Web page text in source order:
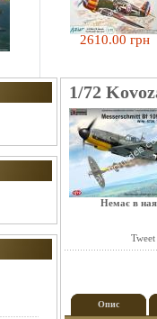
2610.00 грн
1/72
Немає в
Tweet
Опис